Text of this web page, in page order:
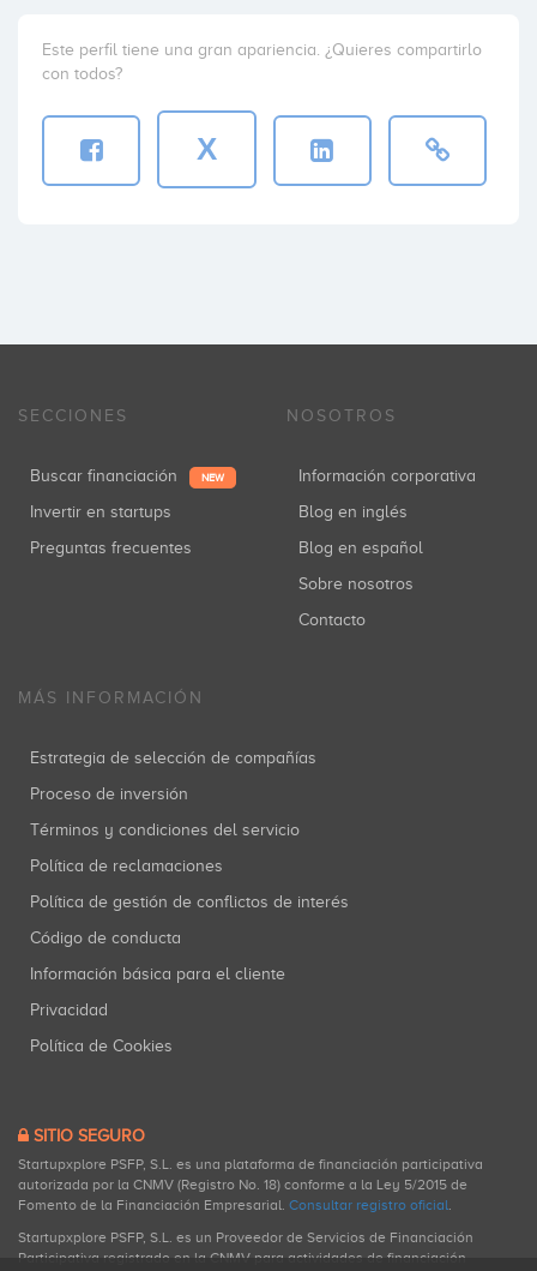
Este perfil tiene una gran apariencia. ¿Quieres compartirlo
con todos?
X
SECCIONES
Buscar financiación NEW
Invertir en startups
Preguntas frecuentes
NOSOTROS
Información corporativa
Blog en inglés
Blog en español
Sobre nosotros
Contacto
MÁS INFORMACIÓN
Estrategia de selección de compañías
Proceso de inversión
Términos y condiciones del servicio
Política de reclamaciones
Política de gestión de conflictos de interés
Código de conducta
Información básica para el cliente
Privacidad
Política de Cookies
SITIO SEGURO
Startupxplore PSFP, S.L. es una plataforma de financiación participativa
autorizada por la CNMV (Registro No. 18) conforme a la Ley 5/2015 de
Fomento de la Financiación Empresarial. Consultar registro oficial.
Startupxplore PSFP, S.L. es un Proveedor de Servicios de Financiación
Participativa registrado en la CNMV para actividades de financiación